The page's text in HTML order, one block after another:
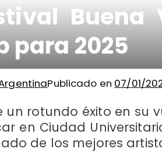
para 2025
Publicado en 07/01/
un rotundo éxito en su
en Ciudad
de los mejores